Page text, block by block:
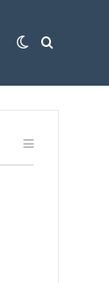
Arama
Dış